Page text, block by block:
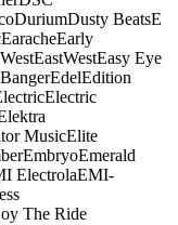
DuriumDusty BeatsE
EaracheEarly
EastWestEasy Eye
EdelEdition
Electric
MusicElite
EmbryoEmerald
ElectrolaEMI-
The Ride